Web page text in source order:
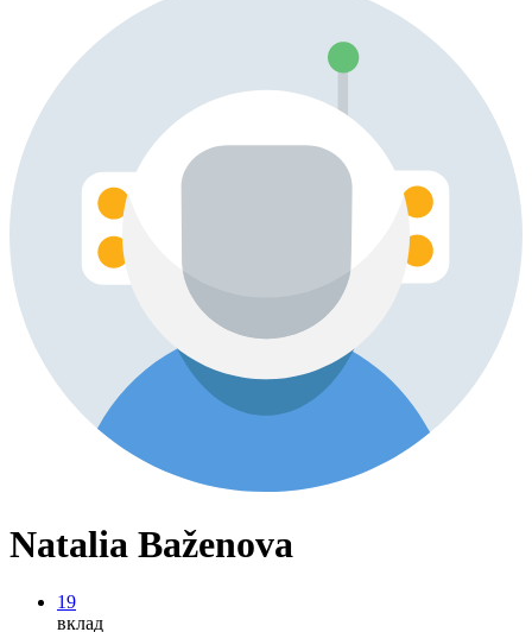
Natalia Baženova
19
вклад